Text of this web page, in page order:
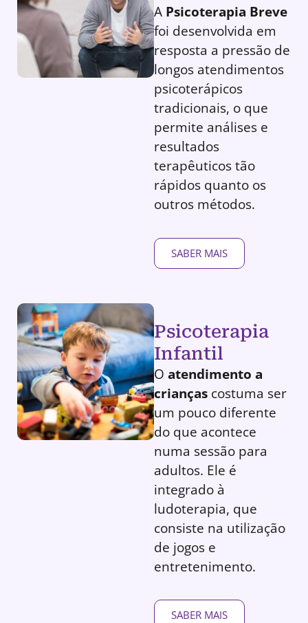
A Psicoterapia Breve
foi desenvolvida em
resposta a pressão de
longos atendimentos
psicoterápicos
tradicionais, o que
permite análises e
resultados
terapêuticos tão
rápidos quanto os
outros métodos.
SABER MAIS
Psicoterapia
Infantil
O atendimento a
crianças costuma ser
um pouco diferente
do que acontece
numa sessão para
adultos. Ele é
integrado à
ludoterapia, que
consiste na utilização
de jogos e
entretenimento.
SABER MAIS